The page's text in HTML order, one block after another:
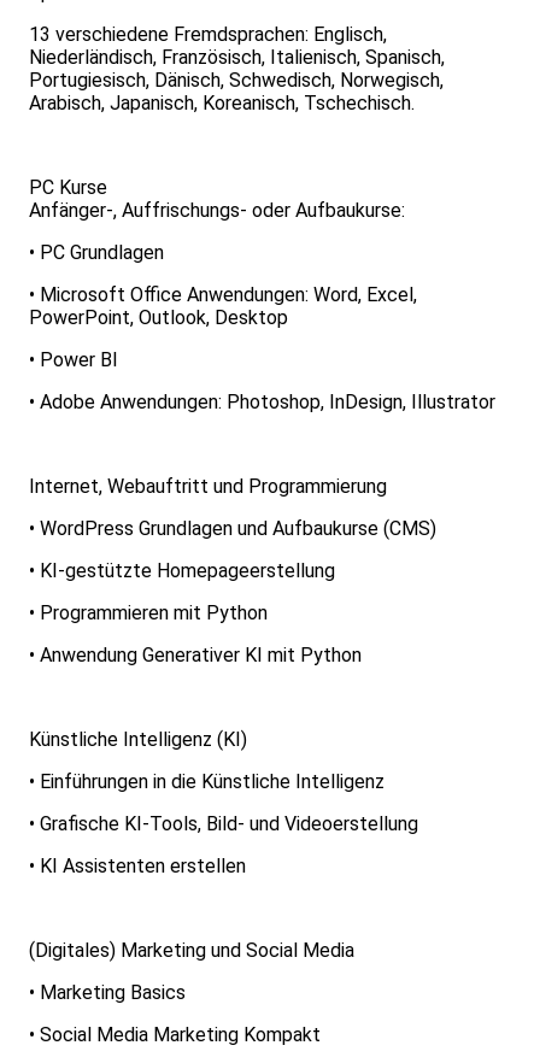
13 verschiedene Fremdsprachen: Englisch,
Niederländisch, Französisch, Italienisch, Spanisch,
Portugiesisch, Dänisch, Schwedisch, Norwegisch,
Arabisch, Japanisch, Koreanisch, Tschechisch.
PC Kurse
Anfänger-, Auffrischungs- oder Aufbaukurse:
• PC Grundlagen
• Microsoft Office Anwendungen: Word, Excel,
PowerPoint, Outlook, Desktop
• Power BI
• Adobe Anwendungen: Photoshop, InDesign, Illustrator
Internet, Webauftritt und Programmierung
• WordPress Grundlagen und Aufbaukurse (CMS)
• KI-gestützte Homepageerstellung
• Programmieren mit Python
• Anwendung Generativer KI mit Python
Künstliche Intelligenz (KI)
• Einführungen in die Künstliche Intelligenz
• Grafische KI-Tools, Bild- und Videoerstellung
• KI Assistenten erstellen
(Digitales) Marketing und Social Media
• Marketing Basics
• Social Media Marketing Kompakt